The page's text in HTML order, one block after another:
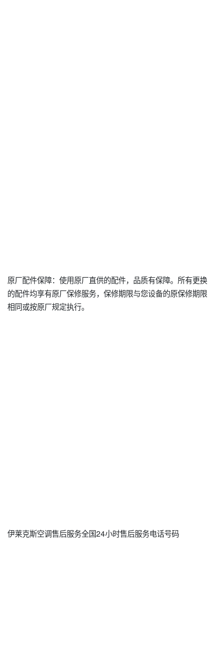
原厂配件保障：使用原厂直供的配件，品质有保障。所有更换
的配件均享有原厂保修服务，保修期限与您设备的原保修期限
相同或按原厂规定执行。
伊莱克斯空调售后服务全国24小时售后服务电话号码